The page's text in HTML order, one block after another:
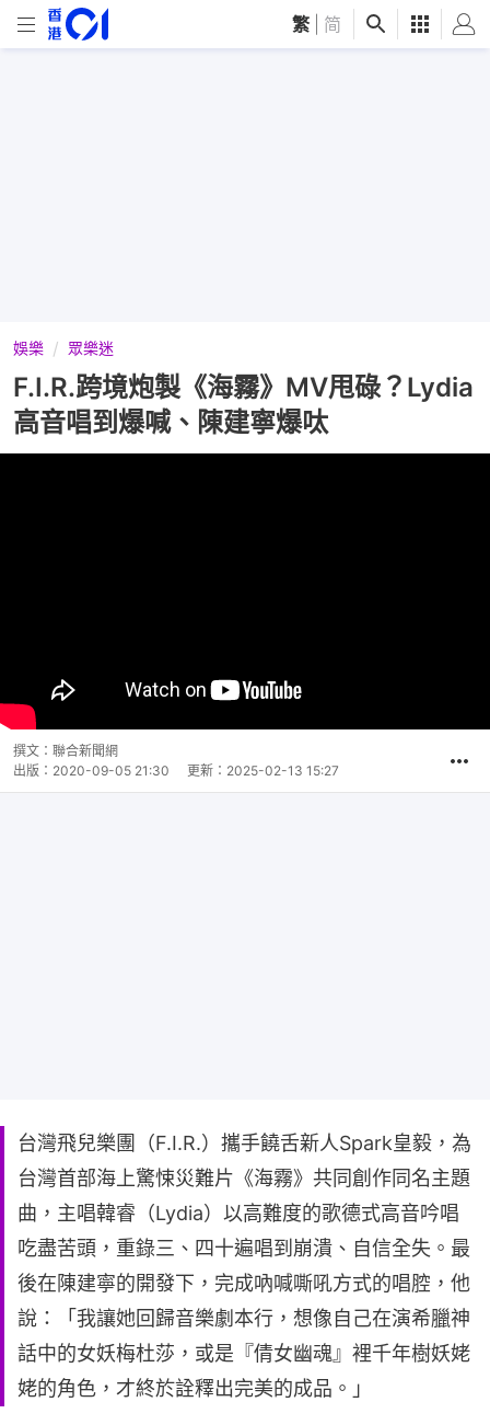
繁 简
娛樂 眾樂迷
F.I.R.跨境炮製《海霧》MV甩碌？Lydia
高音唱到爆喊、陳建寧爆呔
撰文： 聯合新聞網
出版： 2020-09-05 21:30 更新： 2025-02-13 15:27
台灣飛兒樂團（F.I.R.）攜手饒舌新人Spark皇毅，為
台灣首部海上驚悚災難片《海霧》共同創作同名主題
曲，主唱韓睿（Lydia）以高難度的歌德式高音吟唱
吃盡苦頭，重錄三、四十遍唱到崩潰、自信全失。最
後在陳建寧的開發下，完成吶喊嘶吼方式的唱腔，他
說：「我讓她回歸音樂劇本行，想像自己在演希臘神
話中的女妖梅杜莎，或是『倩女幽魂』裡千年樹妖姥
姥的角色，才終於詮釋出完美的成品。」